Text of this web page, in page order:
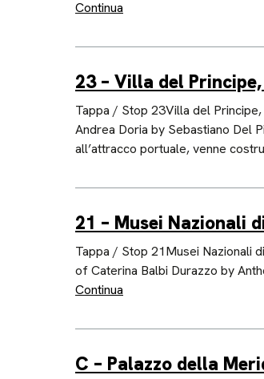
Continua
23 – Villa del
Tappa / Stop 23Villa del
Andrea Doria by Sebastiano Del
all’attracco portuale, venne
21 – Musei Nazionali
Tappa / Stop 21Musei Nazionali
of Caterina Balbi Durazzo by
Continua
C – Palazzo della